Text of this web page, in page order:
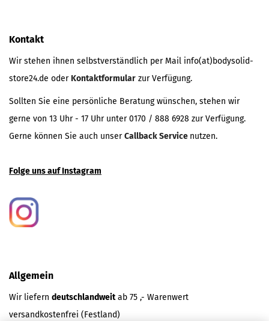
Kontakt
Wir stehen ihnen selbstverständlich per Mail info(at)bodysolid-
store24.de oder Kontaktformular zur Verfügung.
Sollten Sie eine persönliche Beratung wünschen, stehen wir
gerne von 13 Uhr - 17 Uhr unter 0170 / 888 6928 zur Verfügung.
Gerne können Sie auch unserCallback Service nutzen.
Folge uns auf Instagram
Allgemein
Wir liefern deutschlandweitab 75 ,- Warenwert
versandkostenfrei (Festland)